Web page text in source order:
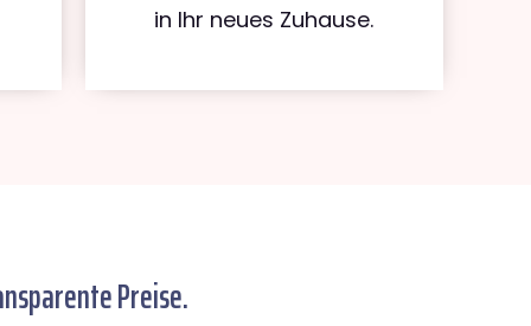
in Ihr neues Zuhause.
Preise.